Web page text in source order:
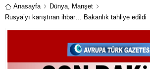
Anasayfa Dünya, Manşet
Rusya’yı karıştıran ihbar… Bakanlık tahliye edildi